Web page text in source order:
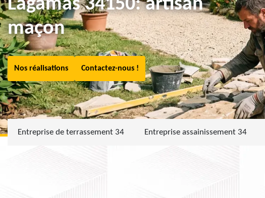
Lagamas 34150: artisan
maçon
Nos réalisations Contactez-nous !
Entreprise de terrassement 34 Entreprise assainissement 34